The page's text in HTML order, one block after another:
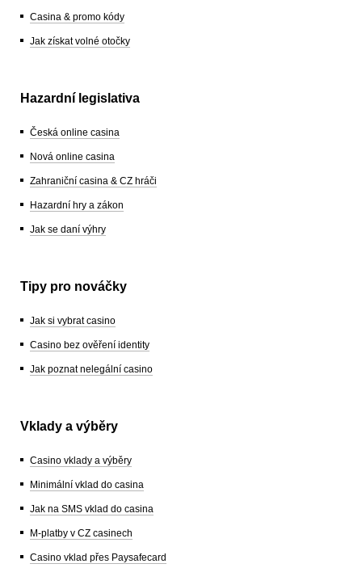
Casina & promo kódy
Jak získat volné otočky
Hazardní legislativa
Česká online casina
Nová online casina
Zahraniční casina & CZ hráči
Hazardní hry a zákon
Jak se daní výhry
Tipy pro nováčky
Jak si vybrat casino
Casino bez ověření identity
Jak poznat nelegální casino
Vklady a výběry
Casino vklady a výběry
Minimální vklad do casina
Jak na SMS vklad do casina
M-platby v CZ casinech
Casino vklad přes Paysafecard